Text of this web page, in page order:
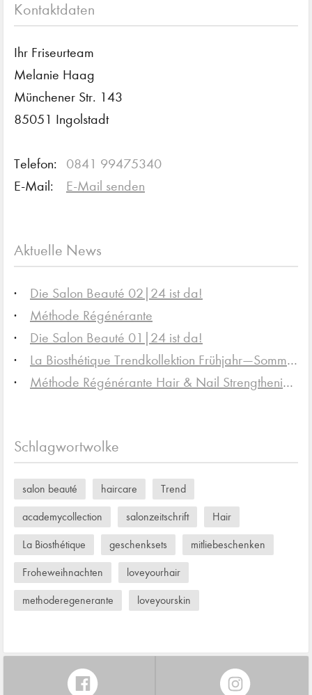
Kontaktdaten
Ihr Friseurteam
Melanie Haag
Münchener Str. 143
85051 Ingolstadt
Telefon:
0841 99475340
E-Mail:
E-Mail senden
Aktuelle News
Die Salon Beauté 02|24 ist da!
Méthode Régénérante
Die Salon Beauté 01|24 ist da!
La Biosthétique Trendkollektion Frühjahr—Sommer 2024
Méthode Régénérante Hair & Nail Strengthening Food Supplement
Schlagwortwolke
salon beauté haircare Trend
academycollection salonzeitschrift Hair
La Biosthétique geschenksets mitliebeschenken
Froheweihnachten loveyourhair
methoderegenerante loveyourskin